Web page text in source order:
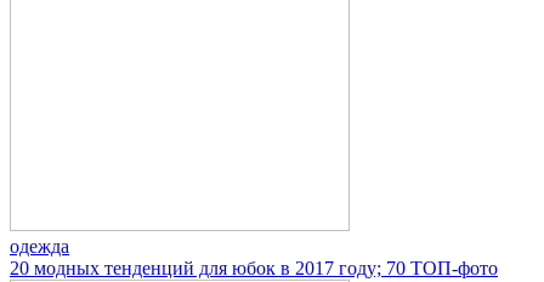
одежда
20 модных тенденций для юбок в 2017 году; 70 ТОП-фото